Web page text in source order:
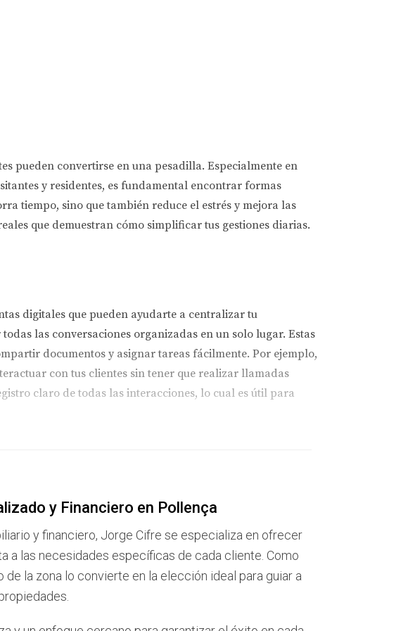
pueden convertirse en una pesadilla. Especialmente en
y residentes, es fundamental encontrar formas
tiempo, sino que también reduce el estrés y mejora las
que demuestran cómo simplificar tus gestiones diarias.
digitales que pueden ayudarte a centralizar tu
las conversaciones organizadas en un solo lugar. Estas
documentos y asignar tareas fácilmente. Por ejemplo,
con tus clientes sin tener que realizar llamadas
claro de todas las interacciones, lo cual es útil para
interminables. Comunicar tus horarios disponibles y
de los demás. Por ejemplo, si trabajas desde casa,
solo te permite concentrarte en tus tareas, sino que
y Financiero en Pollença
y financiero, Jorge Cifre se especializa en ofrecer
a las necesidades específicas de cada cliente. Como
la zona lo convierte en la elección ideal para guiar a